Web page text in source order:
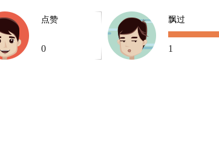
点赞
0
飘过
1